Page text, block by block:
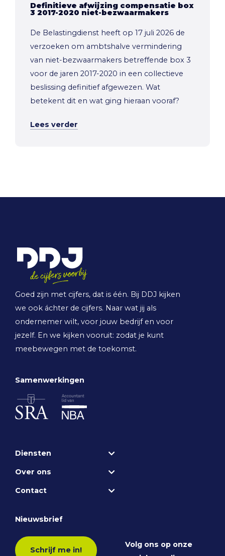
Definitieve afwijzing compensatie box
3 2017-2020 niet-bezwaarmakers
De Belastingdienst heeft op 17 juli 2026 de
verzoeken om ambtshalve vermindering
van niet-bezwaarmakers betreffende box 3
voor de jaren 2017-2020 in een collectieve
beslissing definitief afgewezen. Wat
betekent dit en wat ging hieraan vooraf?
Lees verder
Goed zijn met cijfers, dat is één. Bij DDJ kijken
we ook áchter de cijfers. Naar wat jij als
ondernemer wilt, voor jouw bedrijf en voor
jezelf. En we kijken vooruit: zodat je kunt
meebewegen met de toekomst.
Samenwerkingen
Diensten
Over ons
Contact
Nieuwsbrief
Schrijf me in!
Volg ons op onze